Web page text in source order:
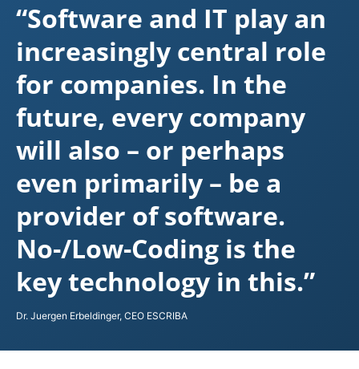
“Software and IT play an
increasingly central role
for companies. In the
future, every company
will also – or perhaps
even primarily – be a
provider of software.
No-/Low-Coding is the
key technology in this.”
Dr. Juergen Erbeldinger, CEO ESCRIBA